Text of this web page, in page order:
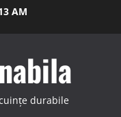
AM
durabile